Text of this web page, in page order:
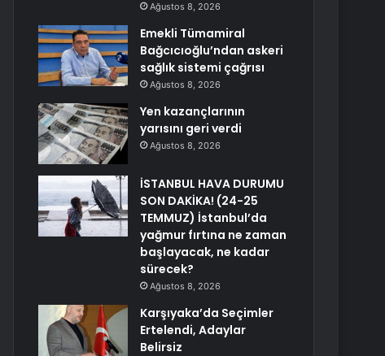
Ağustos 8, 2026
Emekli Tümamiral
Bağcıcıoğlu’ndan askeri
sağlık sistemi çağrısı
Ağustos 8, 2026
Yen kazançlarının
yarısını geri verdi
Ağustos 8, 2026
İSTANBUL HAVA DURUMU
SON DAKİKA! (24-25
TEMMUZ) İstanbul’da
yağmur fırtına ne zaman
başlayacak, ne kadar
sürecek?
Ağustos 8, 2026
Karşıyaka’da Seçimler
Ertelendi, Adaylar
Belirsiz